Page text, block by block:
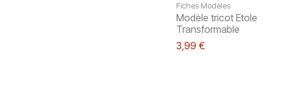
Fiches Modèles
Modèle tricot Etole
Transformable
3,99 €